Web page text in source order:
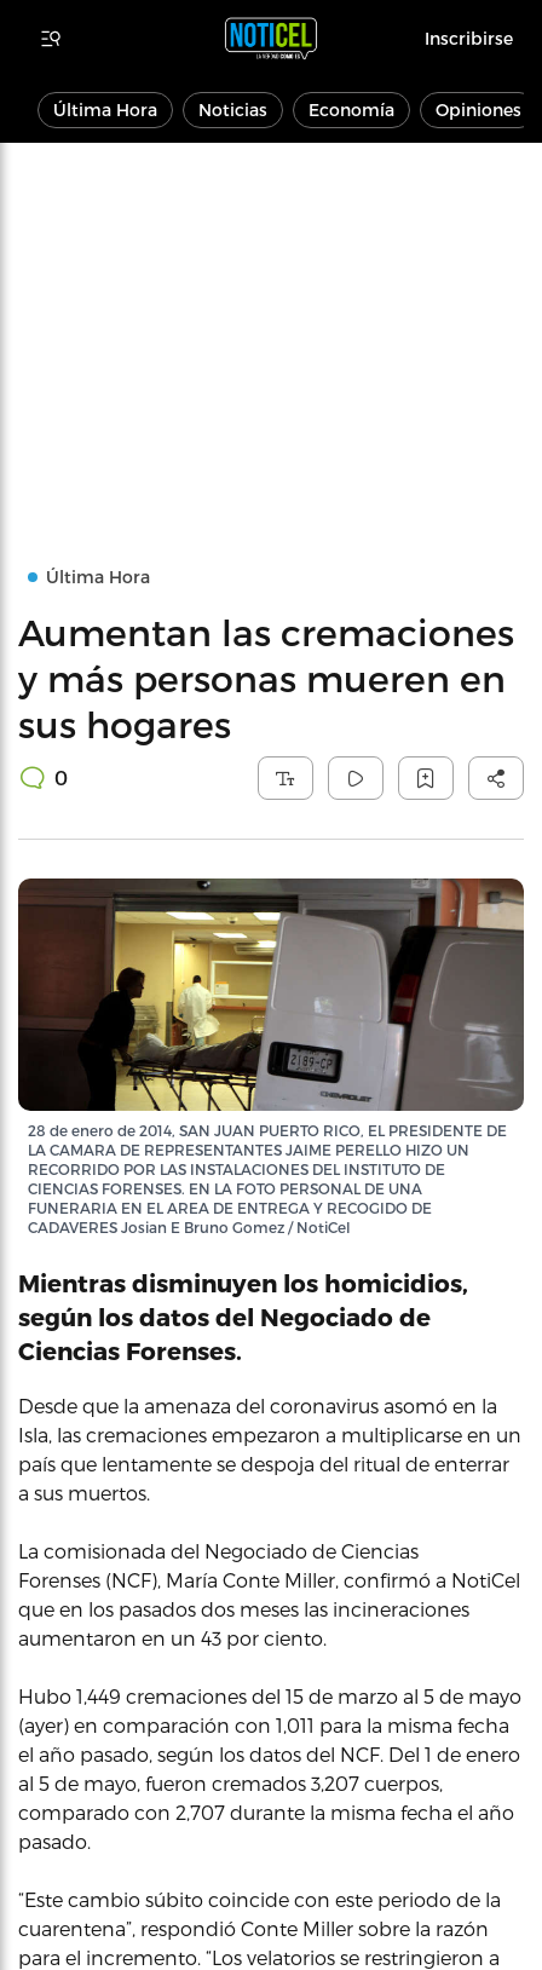
Inscribirse
Última Hora Noticias Economía Opiniones
Última Hora
Aumentan las cremaciones
y más personas mueren en
sus hogares
0
28 de enero de 2014, SAN JUAN PUERTO RICO, EL PRESIDENTE DE
LA CAMARA DE REPRESENTANTES JAIME PERELLO HIZO UN
RECORRIDO POR LAS INSTALACIONES DEL INSTITUTO DE
CIENCIAS FORENSES. EN LA FOTO PERSONAL DE UNA
FUNERARIA EN EL AREA DE ENTREGA Y RECOGIDO DE
CADAVERES Josian E Bruno Gomez / NotiCel
Mientras disminuyen los homicidios,
según los datos del Negociado de
Ciencias Forenses.
Desde que la amenaza del coronavirus asomó en la
Isla, las cremaciones empezaron a multiplicarse en un
país que lentamente se despoja del ritual de enterrar
a sus muertos.
La comisionada del Negociado de Ciencias
Forenses (NCF), María Conte Miller, confirmó a NotiCel
que en los pasados dos meses las incineraciones
aumentaron en un 43 por ciento.
Hubo 1,449 cremaciones del 15 de marzo al 5 de mayo
(ayer) en comparación con 1,011 para la misma fecha
el año pasado, según los datos del NCF. Del 1 de enero
al 5 de mayo, fueron cremados 3,207 cuerpos,
comparado con 2,707 durante la misma fecha el año
pasado.
“Este cambio súbito coincide con este periodo de la
cuarentena”, respondió Conte Miller sobre la razón
para el incremento. “Los velatorios se restringieron a